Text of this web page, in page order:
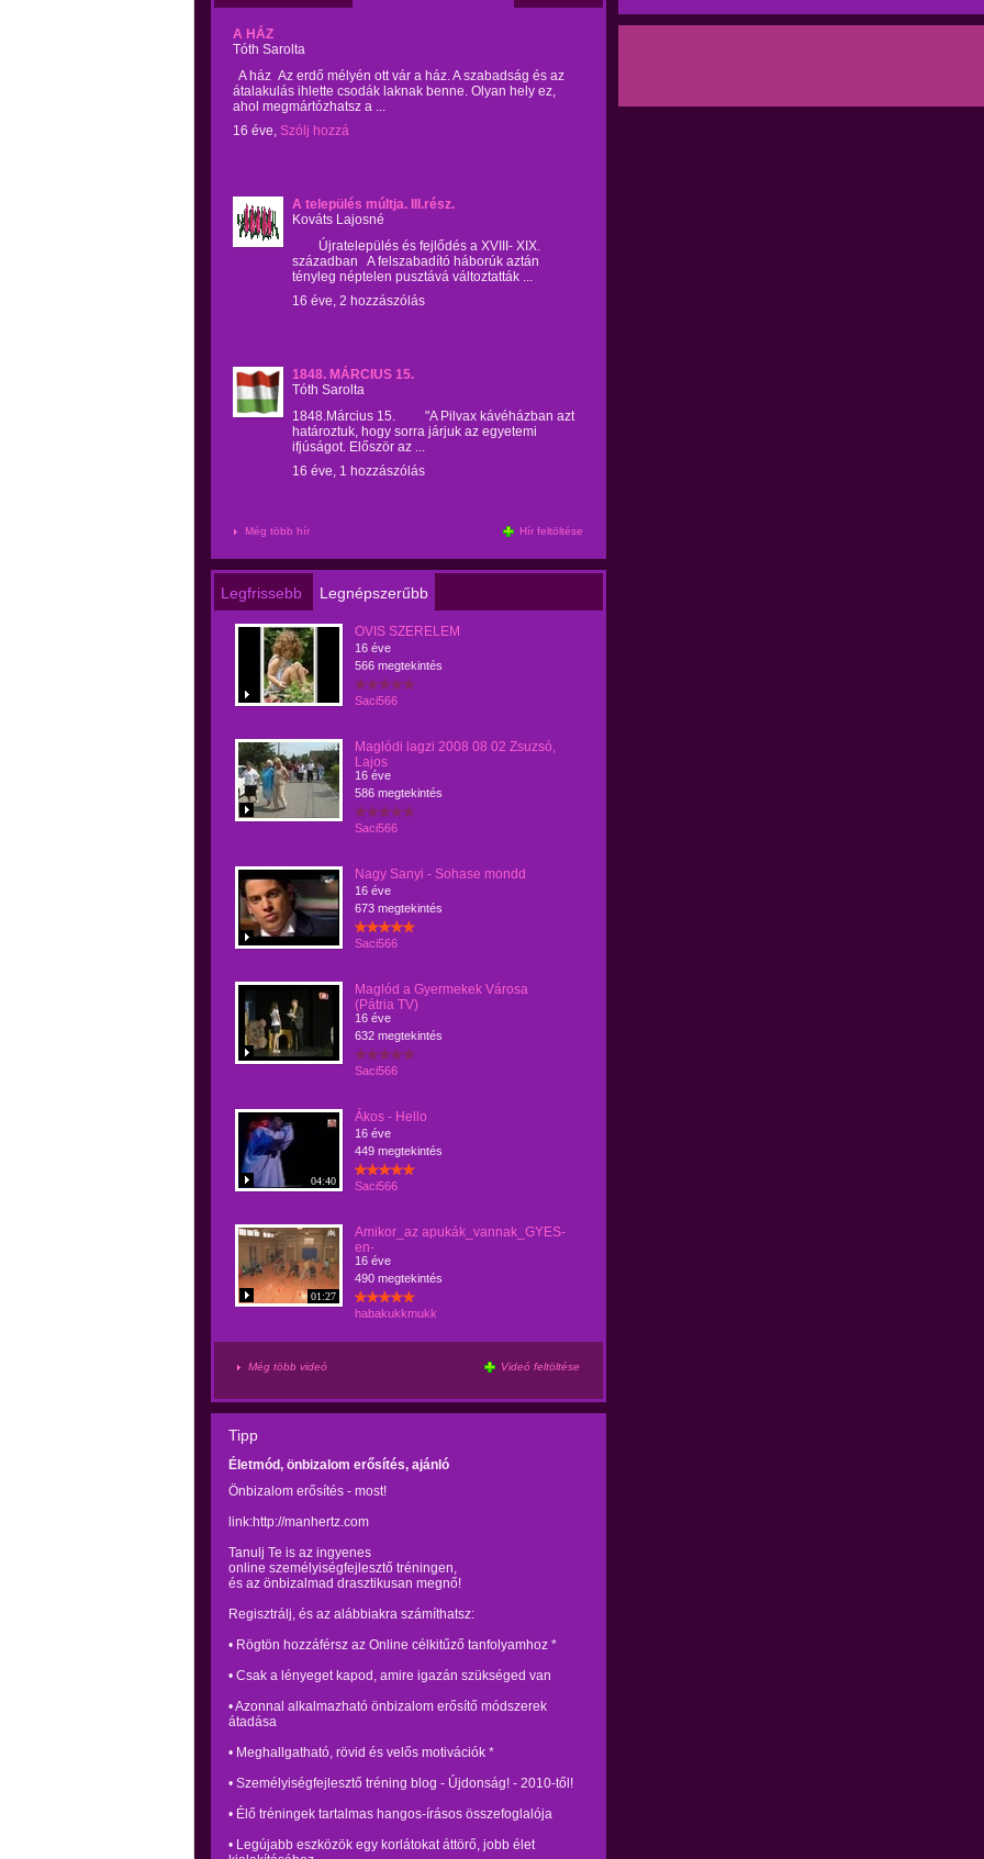
A HÁZ
Tóth Sarolta
A ház Az erdő mélyén ott vár a ház. A szabadság és az
átalakulás ihlette csodák laknak benne. Olyan hely ez,
ahol megmártózhatsz a ...
16 éve, Szólj hozzá
A település múltja. III.rész.
Kováts Lajosné
Újratelepülés és fejlődés a XVIII- XIX.
században A felszabadító háborúk aztán
tényleg néptelen pusztává változtatták ...
16 éve, 2 hozzászólás
1848. MÁRCIUS 15.
Tóth Sarolta
1848.Március 15. "A Pilvax kávéházban azt
határoztuk, hogy sorra járjuk az egyetemi
ifjúságot. Először az ...
16 éve, 1 hozzászólás
Még több hír Hír feltöltése
Legfrissebb Legnépszerűbb
OVIS SZERELEM
16 éve
566 megtekintés
Saci566
Maglódi lagzi 2008 08 02 Zsuzsó,
Lajos
16 éve
586 megtekintés
Saci566
Nagy Sanyi - Sohase mondd
16 éve
673 megtekintés
Saci566
Maglód a Gyermekek Városa
(Pátria TV)
16 éve
632 megtekintés
Saci566
04:40
Ákos - Hello
16 éve
449 megtekintés
Saci566
01:27
Amikor_az apukák_vannak_GYES-
en-
16 éve
490 megtekintés
habakukkmukk
Még több videó Videó feltöltése
Tipp
Életmód, önbizalom erősítés, ajánló
Önbizalom erősítés - most!
link:http://manhertz.com
Tanulj Te is az ingyenes
online személyiségfejlesztő tréningen,
és az önbizalmad drasztikusan megnő!
Regisztrálj, és az alábbiakra számíthatsz:
• Rögtön hozzáférsz az Online célkitűző tanfolyamhoz *
• Csak a lényeget kapod, amire igazán szükséged van
• Azonnal alkalmazható önbizalom erősítő módszerek
átadása
• Meghallgatható, rövid és velős motivációk *
• Személyiségfejlesztő tréning blog - Újdonság! - 2010-től!
• Élő tréningek tartalmas hangos-írásos összefoglalója
• Legújabb eszközök egy korlátokat áttörő, jobb élet